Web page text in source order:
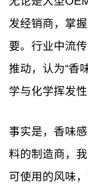
发经销商，掌
要。行业中流
推动，认为“香
学与化学挥发
事实是，香味
料的制造商，
可使用的风味